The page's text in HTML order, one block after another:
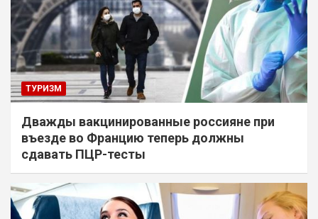
ТУРИЗМ
Дважды вакцинированные россияне при
въезде во Францию теперь должны
сдавать ПЦР-тесты